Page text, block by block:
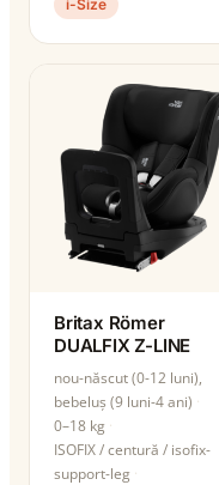
i-Size
Britax Römer
DUALFIX Z-LINE
nou-născut (0-12 luni),
bebeluș (9 luni-4 ani)
0–18 kg
ISOFIX / centură / isofix-
support-leg